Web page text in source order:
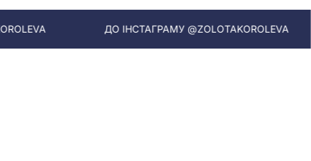
ДО ІНСТАГРАМУ @ZOLOTAKOROLEVA ДО